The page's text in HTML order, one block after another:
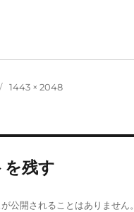
フ
1443 × 2048
を残す
公開されることはありません。